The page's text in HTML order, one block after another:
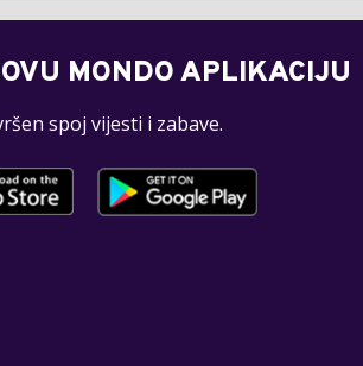
MONDO APLIKACIJU
spoj vijesti i zabave.